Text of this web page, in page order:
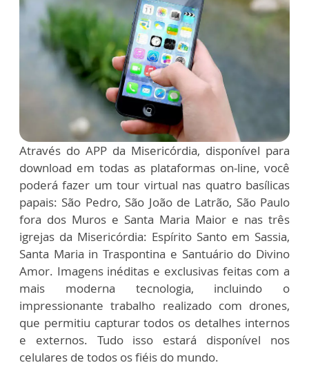
Através do APP da Misericórdia, disponível para
download em todas as plataformas on-line, você
poderá fazer um tour virtual nas quatro basílicas
papais: São Pedro, São João de Latrão, São Paulo
fora dos Muros e Santa Maria Maior e nas três
igrejas da Misericórdia: Espírito Santo em Sassia,
Santa Maria in Traspontina e Santuário do Divino
Amor. Imagens inéditas e exclusivas feitas com a
mais moderna tecnologia, incluindo o
impressionante trabalho realizado com drones,
que permitiu capturar todos os detalhes internos
e externos. Tudo isso estará disponível nos
celulares de todos os fiéis do mundo.